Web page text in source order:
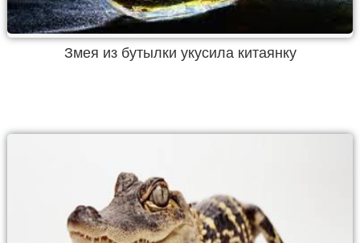
Змея из бутылки укусила китаянку